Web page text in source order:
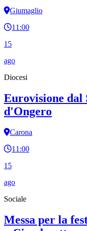
Giumaglio
11:00
15
ago
Diocesi
Eurovisione dal
d'Ongero
Carona
11:00
15
ago
Sociale
Messa per la